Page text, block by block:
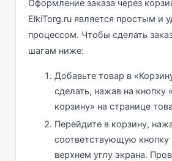
Оформление заказа через
ElkiTorg.ru является простым и
процессом. Чтобы сделать
шагам ниже:
Добавьте товар в
сделать, нажав на кнопку
корзину» на странице
Перейдите в корзину,
соответствующую кнопку
верхнем углу экрана.